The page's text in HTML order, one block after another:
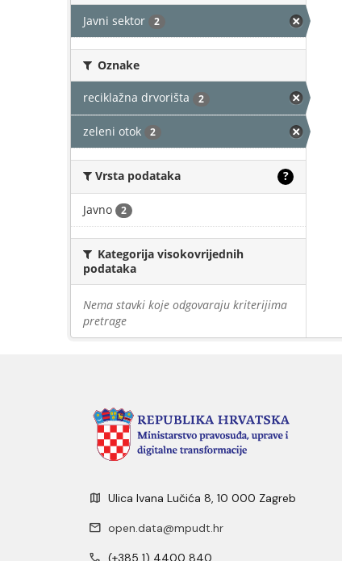
Javni sektor 2
Oznake
reciklažna drvorišta 2
zeleni otok 2
Vrsta podataka ?
Javno 2
Kategorija visokovrijednih
podataka
Nema stavki koje odgovaraju kriterijima
pretrage